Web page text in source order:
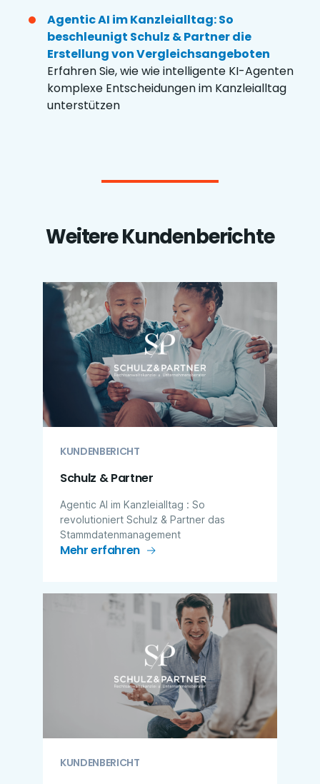
Agentic AI im Kanzleialltag: So
beschleunigt Schulz & Partner die
Erstellung von Vergleichsangeboten
Erfahren Sie, wie wie intelligente KI-Agenten
komplexe Entscheidungen im Kanzleialltag
unterstützen
Weitere Kundenberichte
KUNDENBERICHT
Schulz & Partner
Agentic AI im Kanzleialltag : So
revolutioniert Schulz & Partner das
Stammdatenmanagement
Mehr erfahren
KUNDENBERICHT